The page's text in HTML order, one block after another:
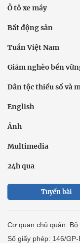
Ô tô xe máy
Bất động sản
Tuần Việt Nam
Giảm nghèo bền
Dân tộc thiểu số và
English
Ảnh
Multimedia
24h qua
Tuyến bài
Cơ quan chủ quản:
Số giấy phép: 146/